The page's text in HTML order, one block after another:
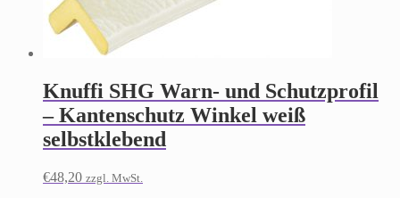
Knuffi SHG Warn- und Schutzprofil
– Kantenschutz Winkel weiß
selbstklebend
€48,20 zzgl. MwSt.